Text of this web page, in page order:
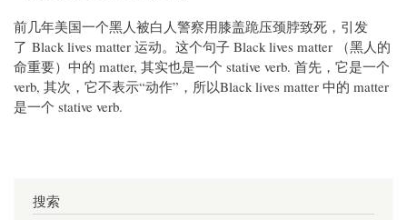
前几年美国一个黑人被白人警察用膝盖跪压颈脖致死，引发
了 Black lives matter 运动。这个句子 Black lives matter （黑人的
命重要）中的 matter, 其实也是一个 stative verb. 首先，它是一个
verb, 其次，它不表示“动作”，所以Black lives matter 中的 matter
是一个 stative verb.
搜索